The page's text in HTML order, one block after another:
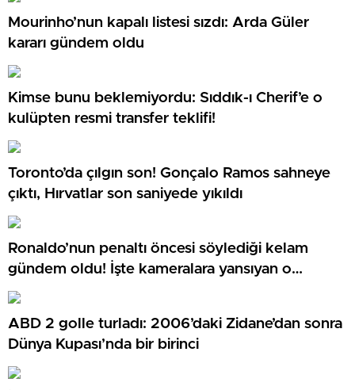
Mourinho’nun kapalı listesi sızdı: Arda Güler
kararı gündem oldu
Kimse bunu beklemiyordu: Sıddık-ı Cherif’e o
kulüpten resmi transfer teklifi!
Toronto’da çılgın son! Gonçalo Ramos sahneye
çıktı, Hırvatlar son saniyede yıkıldı
Ronaldo’nun penaltı öncesi söylediği kelam
gündem oldu! İşte kameralara yansıyan o
görüntü…
ABD 2 golle turladı: 2006’daki Zidane’dan sonra
Dünya Kupası’nda bir birinci